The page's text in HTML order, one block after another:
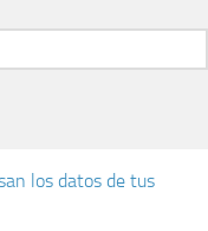
los datos de tus